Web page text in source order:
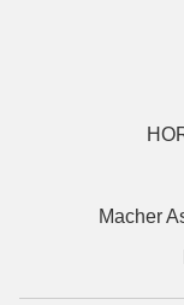
Macher